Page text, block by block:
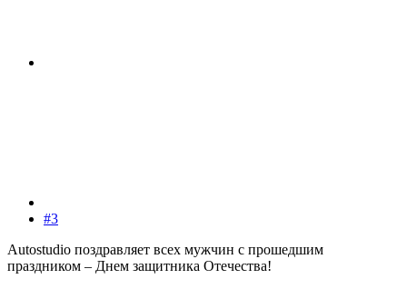
#3
Autostudio поздравляет всех мужчин с прошедшим
праздником – Днем защитника Отечества!